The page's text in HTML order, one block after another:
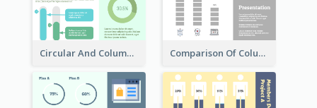
Circular And Column Information Comparison Of Column Clipart